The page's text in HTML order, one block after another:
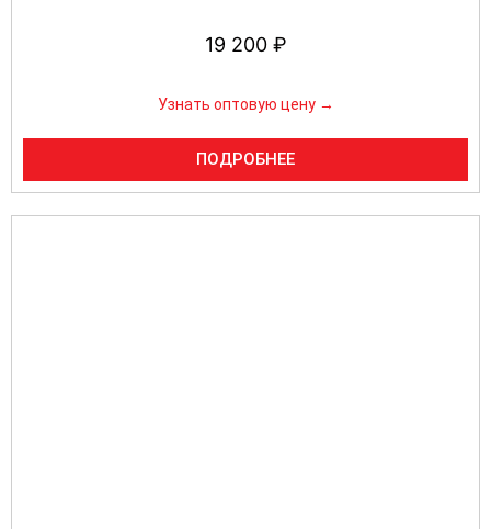
19 200 ₽
Узнать оптовую цену →
ПОДРОБНЕЕ